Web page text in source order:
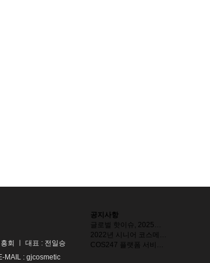
회 ㅣ 대표 : 전일승
MAIL : gjcosmetic
공지사항
글로벌 핫이슈, 2025…
2022년 시니어 코스메…
COS247 플랫폼 서비…